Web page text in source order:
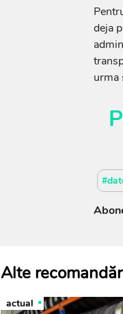
deja
urma
Alte
actual